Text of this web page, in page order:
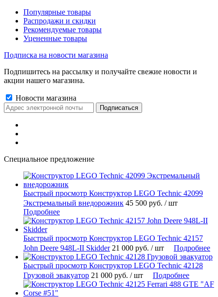
Популярные товары
Распродажи и скидки
Рекомендуемые товары
Уцененные товары
Подписка на новости магазина
Подпишитесь на рассылку и получайте свежие новости и
акции нашего магазина.
Новости магазина
Специальное предложение
Быстрый просмотр Конструктор LEGO Technic 42099
Экстремальный внедорожник 45 500 руб. / шт
Подробнее
Быстрый просмотр Конструктор LEGO Technic 42157
John Deere 948L-II Skidder 21 000 руб. / шт Подробнее
Быстрый просмотр Конструктор LEGO Technic 42128
Грузовой эвакуатор 21 000 руб. / шт Подробнее